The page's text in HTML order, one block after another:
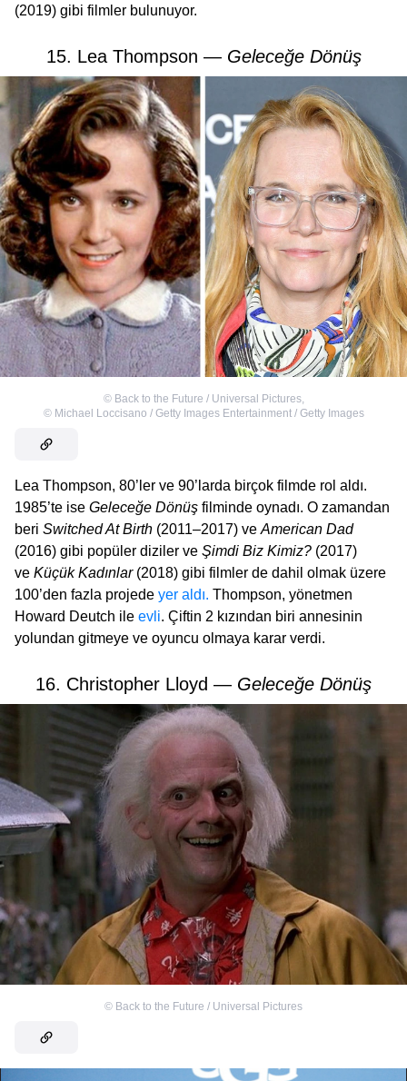
(2019) gibi filmler bulunuyor.
15. Lea Thompson — Geleceğe Dönüş
© Back to the Future / Universal Pictures,
© Michael Loccisano / Getty Images Entertainment / Getty Images
Lea Thompson, 80’ler ve 90’larda birçok filmde rol aldı.
1985’te ise Geleceğe Dönüş filminde oynadı. O zamandan
beri Switched At Birth (2011–2017) ve American Dad
(2016) gibi popüler diziler ve Şimdi Biz Kimiz? (2017)
ve Küçük Kadınlar(2018) gibi filmler de dahil olmak üzere
100’den fazla projede yer aldı. Thompson, yönetmen
Howard Deutch ile evli. Çiftin 2 kızından biri annesinin
yolundan gitmeye ve oyuncu olmaya karar verdi.
16. Christopher Lloyd — Geleceğe Dönüş
© Back to the Future / Universal Pictures